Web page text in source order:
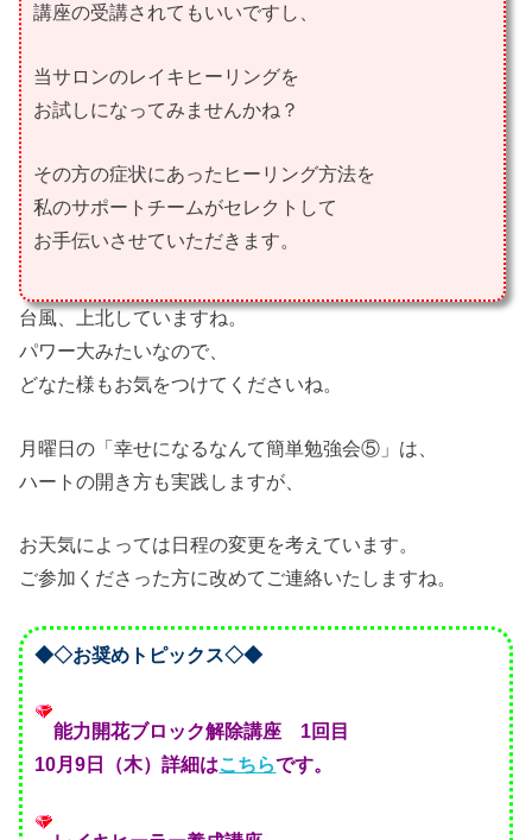
講座の受講されてもいいですし、
当サロンのレイキヒーリングを
お試しになってみませんかね？
その方の症状にあったヒーリング方法を
私のサポートチームがセレクトして
お手伝いさせていただきます。
台風、上北していますね。
パワー大みたいなので、
どなた様もお気をつけてくださいね。
月曜日の「幸せになるなんて簡単勉強会⑤」は、
ハートの開き方も実践しますが、
お天気によっては日程の変更を考えています。
ご参加くださった方に改めてご連絡いたしますね。
◆◇お奨めトピックス◇◆
能力開花ブロック解除講座 1回目
10月9日（木）詳細はこちらです。